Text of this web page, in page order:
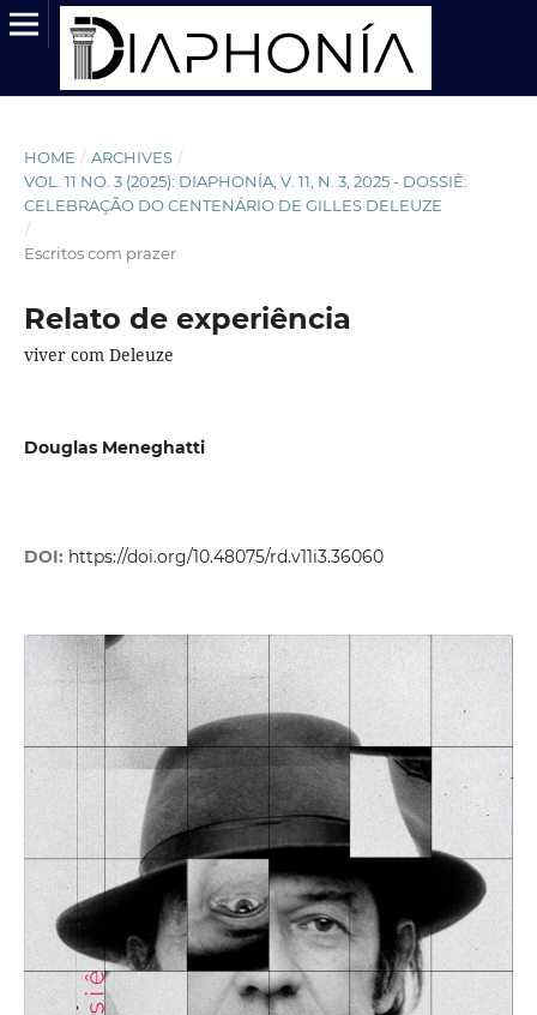
HOME / ARCHIVES /
VOL. 11 NO. 3 (2025): DIAPHONÍA, V. 11, N. 3, 2025 - DOSSIÊ:
CELEBRAÇÃO DO CENTENÁRIO DE GILLES DELEUZE
/
Escritos com prazer
Relato de experiência
viver com Deleuze
Douglas Meneghatti
DOI: https://doi.org/10.48075/rd.v11i3.36060